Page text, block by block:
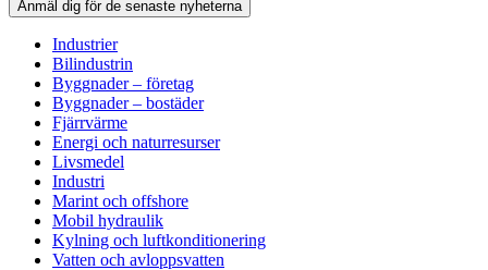
Anmäl dig för de senaste nyheterna
Industrier
Bilindustrin
Byggnader – företag
Byggnader – bostäder
Fjärrvärme
Energi och naturresurser
Livsmedel
Industri
Marint och offshore
Mobil hydraulik
Kylning och luftkonditionering
Vatten och avloppsvatten